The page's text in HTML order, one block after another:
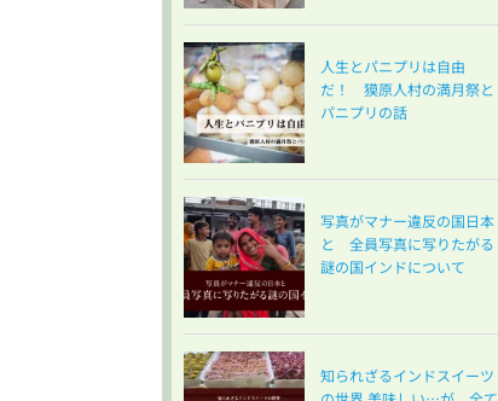
人生とパニプリは自由
だ！ 獏原人村の満月祭と
パニプリの話
写真がマナー違反の国日本
と 全員写真に写りたがる
謎の国インドについて
知られざるインドスイーツ